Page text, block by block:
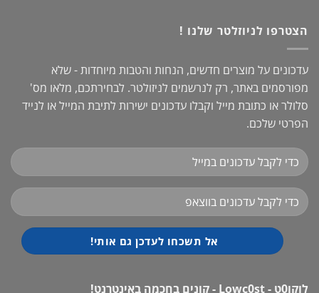
הצטרפו לניוזלטר שלנו !
עדכונים על מוצרים חדשים, הנחות והטבות מיוחדות - שלא
מפורסמים באתר, רק לנרשמים לניזולטר. לבחירתכם, מלאו מס'
סלולר או כתובת מייל וקבלו עדכונים ישירות לתיבת המייל או לנייד
הפרטי שלכם.
לוקו0ט - Lowc0st - קונים בחכמה באינטרנט!